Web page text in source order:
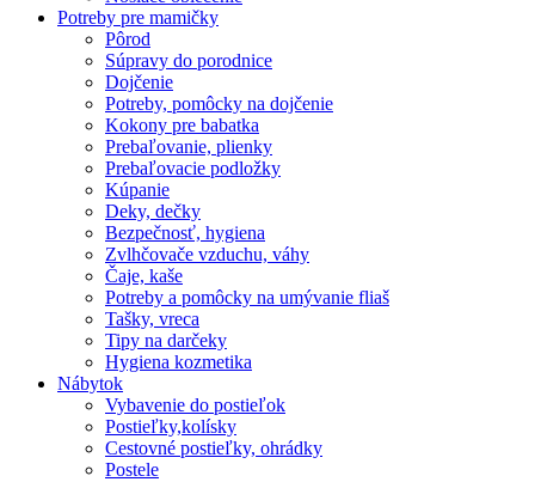
Potreby pre mamičky
Pôrod
Súpravy do porodnice
Dojčenie
Potreby, pomôcky na dojčenie
Kokony pre babatka
Prebaľovanie, plienky
Prebaľovacie podložky
Kúpanie
Deky, dečky
Bezpečnosť, hygiena
Zvlhčovače vzduchu, váhy
Čaje, kaše
Potreby a pomôcky na umývanie fliaš
Tašky, vreca
Tipy na darčeky
Hygiena kozmetika
Nábytok
Vybavenie do postieľok
Postieľky,kolísky
Cestovné postieľky, ohrádky
Postele